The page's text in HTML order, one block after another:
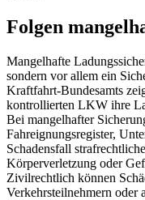
Folgen
Mangelhafte
sondern vor allem ein
Kraftfahrt-Bundesamts
kontrollierten LKW ihre
Bei mangelhafter
Fahreignungsregister,
Schadensfall
Körperverletzung oder
Zivilrechtlich können
Verkehrsteilnehmern oder